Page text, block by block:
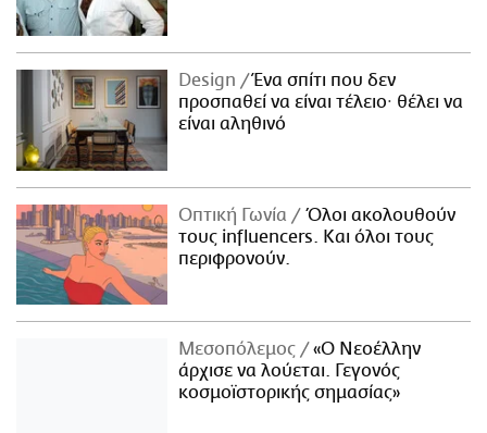
Design
Ένα σπίτι που δεν
προσπαθεί να είναι τέλειο· θέλει να
είναι αληθινό
Οπτική Γωνία
Όλοι ακολουθούν
τους influencers. Και όλοι τους
περιφρονούν.
Μεσοπόλεμος
«Ο Νεοέλλην
άρχισε να λούεται. Γεγονός
κοσμοϊστορικής σημασίας»